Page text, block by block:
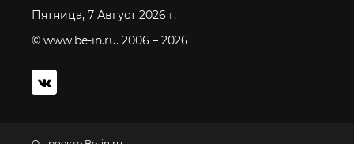
Пятница, 7 Август 2026 г.
© www.be-in.ru. 2006 – 2026